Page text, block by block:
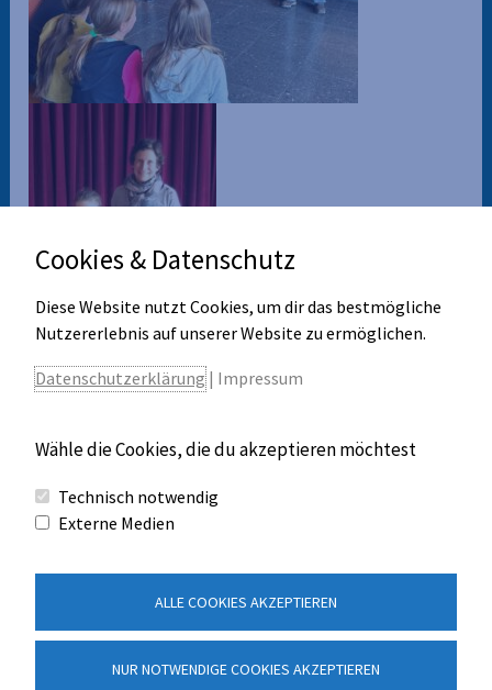
Vorheriger Beitrag
Kontakt
Impressum
Cookies & Datenschutz
Diese Website nutzt Cookies, um dir das bestmögliche
Nutzererlebnis auf unserer Website zu ermöglichen.
Datenschutzerklärung | Impressum
Wähle die Cookies, die du akzeptieren möchtest
Technisch notwendig
Externe Medien
ALLE COOKIES AKZEPTIEREN
NUR NOTWENDIGE COOKIES AKZEPTIEREN